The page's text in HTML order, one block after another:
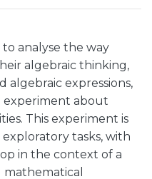
analyse the way
algebraic thinking,
algebraic expressions,
experiment about
This experiment is
tasks, with
in the context of a